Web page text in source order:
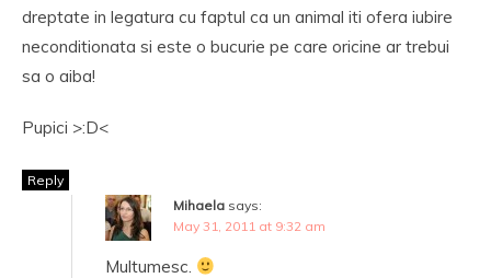
dreptate in legatura cu faptul ca un animal iti ofera iubire
neconditionata si este o bucurie pe care oricine ar trebui
sa o aiba!
Pupici >:D<
Reply
Mihaela says:
May 31, 2011 at 9:32 am
Multumesc.